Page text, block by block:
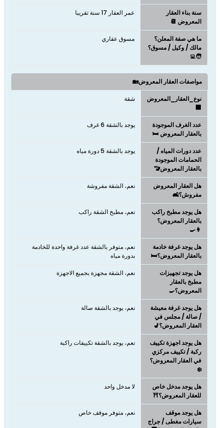
سنة بناء العقار
المعروض 📆
عمر العقار 17 سنة تقريبا
ما هي صفة المعلن؟
مالك / وكيل / مسوق؟
🧑‍💻
مسوق عقاري
مواصفات العقار المعروض🏡
نوع_العقار_المعروض
🏢
شقة
عدد الغرف الموجودة
بالعقار المعروض 🛏️
يوجد بالشقة 6 غرف
عدد دورات المياه /
الحمامات الموجودة
بالعقار المعروض🚾
يوجد بالشقة 5 دورة مياه
هل العقار المعروض
مفروش؟🛋️
نعم، الشقة مفروشة
هل يوجد مطبخ راكب
بالعقار المعروض؟
👩‍🍳
نعم، مطبخ الشقة راكب
هل يوجد غرفة خادمة
بالعقار المعروض؟🛏️
نعم، متوفر بالشقة عدد غرفة واحدة للخادمة
بدورة مياه
هل يوجد تجهيزات
مطبخ بالعقار
المعروض؟🍳
نعم، الشقة مجهزة بجميع الاجهزة
هل يوجد غرفة معيشة
/ صالة / مجلس في
العقار المعروض؟💺
نعم، يوجد بالشقة صالة
هل يوجد اجهزة تكييف
ركبة / تكييف مركزي
في العقار المعروض؟
❄️
نعم، يوجد بالشقة تكييفات راكبة
هل يوجد مدخل خاص
للعقار المعروض؟⛩️
لا مدخل واحد
هل يوجد موقف
سيارات مغطى / جراج
نعم، متوفر موقف خاص